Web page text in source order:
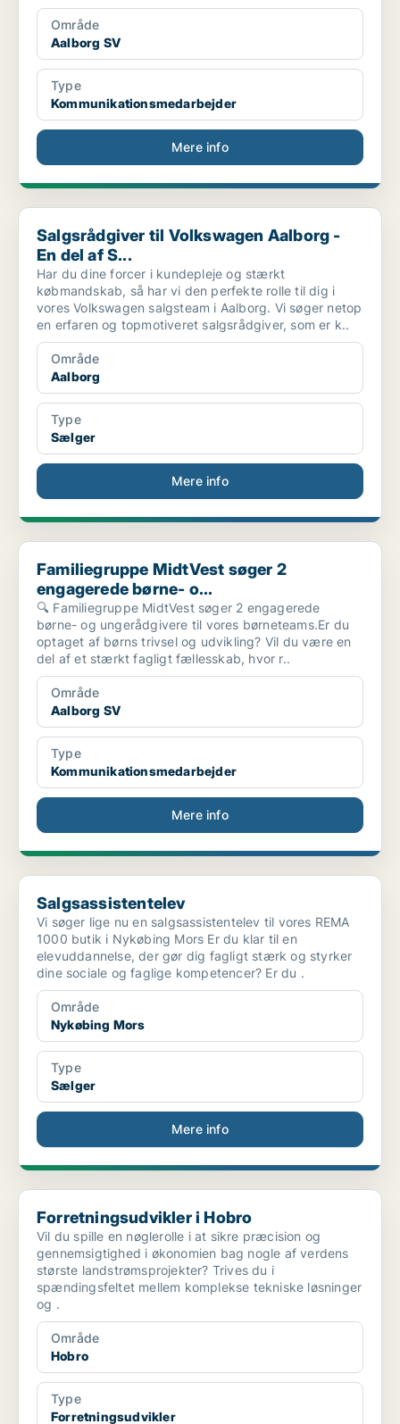
Område
Aalborg SV
Type
Kommunikationsmedarbejder
Mere info
Salgsrådgiver til Volkswagen Aalborg - En del af S...
Salgsrådgiver til Volkswagen Aalborg -
En del af S...
Har du dine forcer i kundepleje og stærkt
købmandskab, så har vi den perfekte rolle til dig i
vores Volkswagen salgsteam i Aalborg. Vi søger netop
en erfaren og topmotiveret salgsrådgiver, som er k..
Område
Aalborg
Type
Sælger
Mere info
Familiegruppe MidtVest søger 2 engagerede børne- o...
Familiegruppe MidtVest søger 2
engagerede børne- o...
🔍 Familiegruppe MidtVest søger 2 engagerede
børne- og ungerådgivere til vores børneteams.Er du
optaget af børns trivsel og udvikling? Vil du være en
del af et stærkt fagligt fællesskab, hvor r..
Område
Aalborg SV
Type
Kommunikationsmedarbejder
Mere info
Salgsassistentelev
Salgsassistentelev
Vi søger lige nu en salgsassistentelev til vores REMA
1000 butik i Nykøbing Mors Er du klar til en
elevuddannelse, der gør dig fagligt stærk og styrker
dine sociale og faglige kompetencer? Er du .
Område
Nykøbing Mors
Type
Sælger
Mere info
Forretningsudvikler i Hobro
Forretningsudvikler i Hobro
Vil du spille en nøglerolle i at sikre præcision og
gennemsigtighed i økonomien bag nogle af verdens
største landstrømsprojekter? Trives du i
spændingsfeltet mellem komplekse tekniske løsninger
og .
Område
Hobro
Type
Forretningsudvikler